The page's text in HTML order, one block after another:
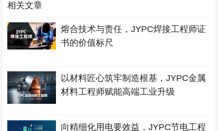
相关文章
熔合技术与责任，JYPC焊接工程师证
书的价值标尺
以材料匠心筑牢制造根基，JYPC金属
材料工程师赋能高端工业升级
向精细化用电要效益，JYPC节电工程